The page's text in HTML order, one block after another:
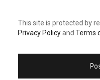
This site is protected by
Privacy Policyand Terms